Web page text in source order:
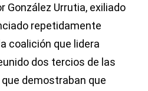
González Urrutia, exiliado
repetidamente
coalición que lidera
dos tercios de las
demostraban que